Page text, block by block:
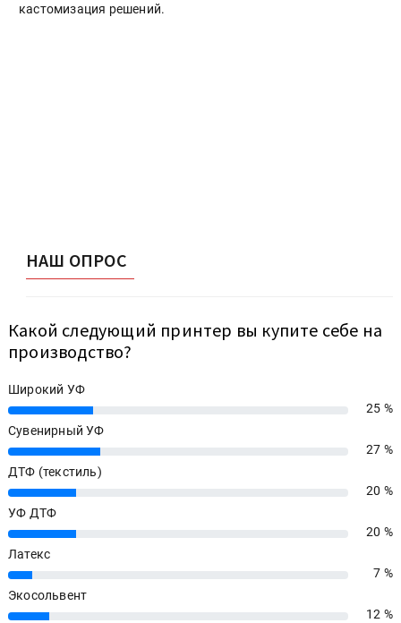
кастомизация решений.
НАШ ОПРОС
Какой следующий принтер вы купите себе на
производство?
Широкий УФ
25%
25 %
Сувенирный УФ
27%
27 %
ДТФ (текстиль)
20%
20 %
УФ ДТФ
20%
20 %
Латекс
7%
7 %
Экосольвент
12%
12 %